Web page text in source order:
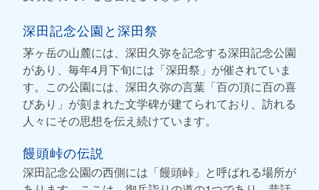
深田記念公園と深田祭
茅ヶ岳の山麓には、深田久弥を記念する深田記念公園
があり、毎年4月下旬には「深田祭」が催されていま
す。この公園には、深田久弥の言葉「百の頂に百の喜
びあり」が刻まれた文学碑が建てられており、訪れる
人々にその思想を伝え続けています。
饅頭峠の伝説
深田記念公園の西側には「饅頭峠」と呼ばれる場所が